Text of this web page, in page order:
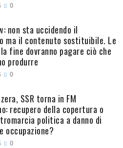
0
non sta uccidendo il
ma il contenuto sostituibile. Le
fine dovranno pagare ciò che
produrre
0
SSR torna in FM
recupero della copertura o
politica a danno di
occupazione?
0